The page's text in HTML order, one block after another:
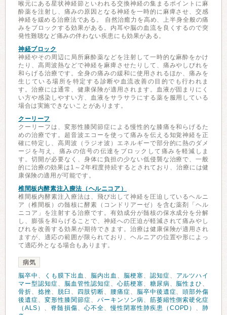
喉元にある星状神経節といわれる交換神経の集まるポイントに麻
酔薬を注射し、痛みの原因となる神経を一時的に麻痺させ、交感
神経を緩める治療法である。 自然治癒力を高め、上半身全般の痛
みをブロックする効果がある。内耳や脳の血流を良くするので突
発性難聴など痛みの伴わない疾患にも効果がある。
神経ブロック
神経やその周辺に局所麻酔薬などを注射して一時的な麻酔をかけ
たり、高周波熱などで神経を麻痺させたりして、痛みやしびれを
和らげる治療です。全身の痛みの緩和に使用されるほか、痛みを
生じている場所を特定する診断や血流改善の目的でも行われま
す。治療には通常、健康保険が適用されます。血液が固まりにく
い方や感染しやすい方、血液をサラサラにする薬を服用している
場合は実施できないことがあります。
クーリーフ
クーリーフは、変形性膝関節症による慢性的な膝痛を和らげるた
めの治療です。超音波エコーを使って痛みを伝える知覚神経を正
確に特定し、高周波（ラジオ波）エネルギーで部分的に熱のダメ
ージを与え、痛みの信号の伝達をブロックして痛みを軽減しま
す。切開が必要なく、身体に負担の少ない低侵襲な治療で、一般
的に治療の効果は1～2年程度持続するとされており、治療には健
康保険の適用が可能です。
椎間板内酵素注入療法（ヘルニコア）
椎間板内酵素注入療法は、飛び出して神経を圧迫しているヘルニ
ア（椎間板）の髄核に酵素（コンドリアーゼ）を含む薬剤「ヘル
ニコア」を注射する治療です。有効成分が髄核の保水成分を分解
し、膨張を和らげることで、神経への圧迫が軽減されて痛みやし
びれを改善する効果が期待できます。治療は健康保険が適用され
ますが、適応の範囲が限られており、ヘルニアの位置や形によっ
て適応外となる場合もあります。
病気
脳卒中 、 くも膜下出血 、 脳内出血 、 脳梗塞、 認知症、
アルツハイ
マー型認知症、 脳血管性認知症、 心筋梗塞、 糖尿病、 脳性まひ 、
骨折、 捻挫、 脱臼 、 四肢切断、 腰痛症、 脳卒中後遺症、頭部外傷
後遺症、 変形性膝関節症、 パーキンソン病、 筋萎縮性側索硬化症
（ALS） 、 脊髄損傷、 心不全、慢性閉塞性肺疾患（COPD） 、 肺